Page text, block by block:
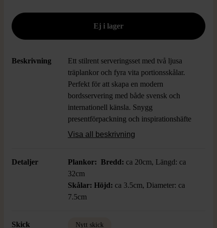
Beskrivning
Ett stilrent serveringsset med två ljusa
träplankor och fyra vita portionsskålar.
Perfekt för att skapa en modern
bordsservering med både svensk och
internationell känsla. Snygg
presentförpackning och inspirationshäfte
ingår för en festlig touch.
Visa all beskrivning
Detaljer Plankor: Bredd: ca 20cm, Längd: ca
32cm
Skålar: Höjd: ca 3.5cm, Diameter: ca
7.5cm
Skick Nytt skick